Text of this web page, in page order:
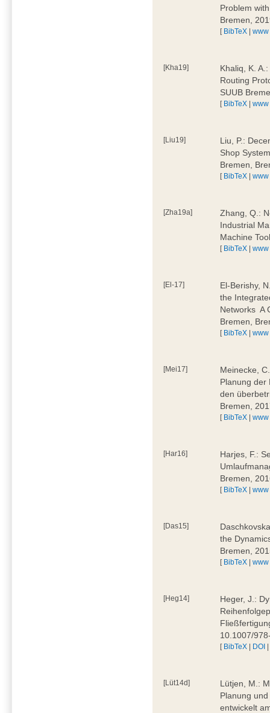
Problem
Bremen,
[ BibTeX |www
[Kha19]
Khaliq, K.
Routing
SUUB
[ BibTeX |www
[Liu19]
Liu, P.:
Shop
Bremen,
[ BibTeX |www
[Zha19a]
Zhang, Q.:
Industrial
Machine
[ BibTeX |www
[El-17]
El-Berishy,
the
Networks 
Bremen,
[ BibTeX |www
[Mei17]
Meinecke,
Planung der
den
Bremen,
[ BibTeX |www
[Har16]
Harjes, F.:
Bremen,
[ BibTeX |www
[Das15]
the
Bremen,
[ BibTeX |www
[Heg14]
Heger, J.:
10.1007/
[ BibTeX | DOI
[Lüt14d]
Lütjen, M.:
Planung
entwickelt